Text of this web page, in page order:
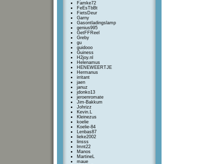
Famke72
FeEsTbBt
FietsDeur
Garny
Gasontladingslamp
genius995
GetFFReel
Greby
gu
guidooo
Guiness
H2joy.nl
Helenamus
HENEWEERTJE
Hermanus
irritant
jaen
januz
jdonko13
jeroenromate
Jim-Bakkum
Johrizz
Kevin.L
Kleinezus
koelie
Koelie-84
Lenbas87
lieke2002
linsss
lmnt22
Manos
MartineL
maue